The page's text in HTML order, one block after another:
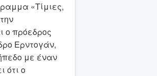
«Τίμιες,
ο πρόεδρος
Ερντογάν,
με έναν
ότι ο